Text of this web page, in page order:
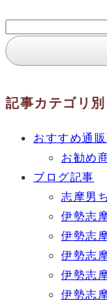
検
索:
記事カテゴリ別
おすすめ通
お勧め
ブログ記事
志摩男
伊勢志
伊勢志
伊勢志
伊勢志
伊勢志